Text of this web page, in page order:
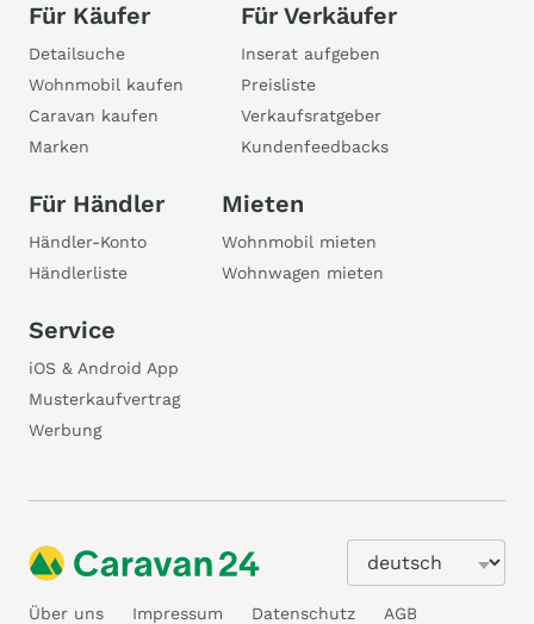
Für Käufer
Detailsuche
Wohnmobil kaufen
Caravan kaufen
Marken
Für Verkäufer
Inserat aufgeben
Preisliste
Verkaufsratgeber
Kundenfeedbacks
Für Händler
Händler-Konto
Händlerliste
Mieten
Wohnmobil mieten
Wohnwagen mieten
Service
iOS & Android App
Musterkaufvertrag
Werbung
Über uns Impressum Datenschutz
AGB